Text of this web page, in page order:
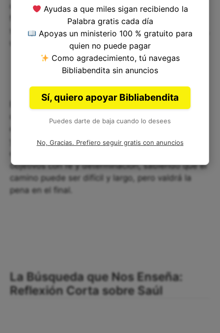
otras cosas. Para la economía y subsistencia
familiar, la pérdida de animales de carga podía
significar una gran pérdida económica y, por ende,
una gran preocupación.
El versículo 1 Samuel 9:4 nos habla de la travesía
de Saúl en búsqueda de las asnas perdidas y nos
enseña sobre la perseverancia en nuestras vidas
y confiar en la guía de Dios. Esto nos ayuda a
enfrentar los desafíos y a avanzar hacia nuestros
objetivos con fe y determinación, sabiendo que el
camino puede ser difícil y largo, pero valdrá la
pena en el final.
La Búsqueda que Nos Enseña:
Reflexión Corta sobre Saúl
Ayudas a que miles sigan recibiendo la
Palabra gratis cada día
Apoyas un ministerio 100 % gratuito para
quien no puede pagar
Como agradecimiento, tú navegas
Bibliabendita sin anuncios
Sí, quiero apoyar Bibliabendita
Puedes darte de baja cuando lo desees
No, Gracias. Prefiero seguir gratis con anuncios